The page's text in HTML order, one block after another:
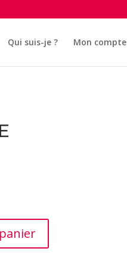
Qui suis-je ? Mon compte